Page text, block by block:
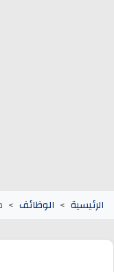
الرئيسية الوظائف